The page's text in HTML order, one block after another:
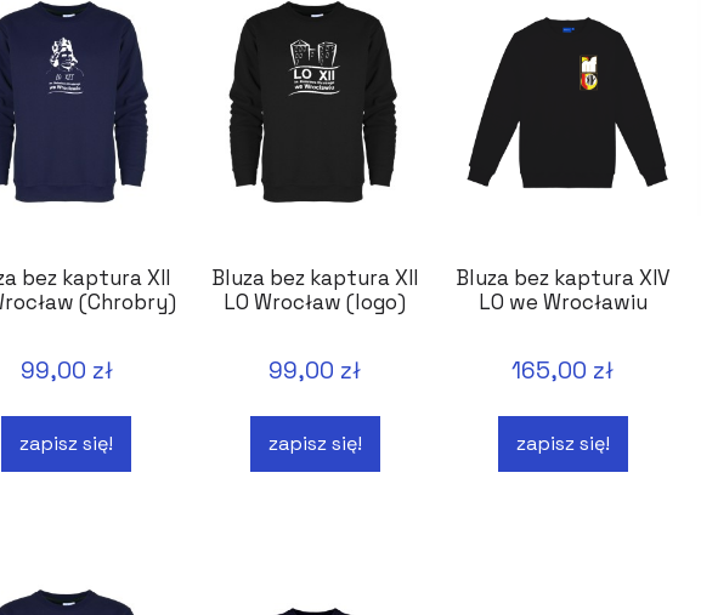
bez kaptura XII
(Chrobry)
99,00 zł
zapisz się!
Bluza bez kaptura XII
LO Wrocław (logo)
99,00 zł
zapisz się!
Bluza bez kaptura XIV
LO we Wrocławiu
165,00 zł
zapisz się!